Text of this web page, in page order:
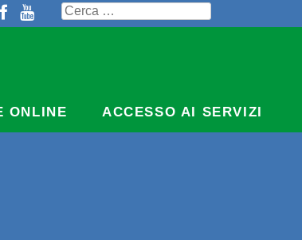
Ricerca
per:
ONLINE ACCESSO AI SERVIZI